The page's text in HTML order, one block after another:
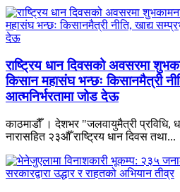
राष्ट्रिय धान दिवसको अवसरमा
किसान महासंघ भन्छः किसानमैत्री
आत्मनिर्भरतामा जोड देऊ
काठमाडौँ । देशभर "जलवायुमैत्री प्रविधि,
नारासहित २३औँ राष्ट्रिय धान दिवस तथा...